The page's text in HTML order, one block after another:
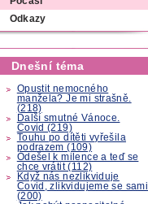
Odkazy
Dnešní téma
Opustit nemocného
manžela? Je mi strašně.
(218)
Další smutné Vánoce.
Covid (219)
Touhu po dítěti vyřešila
podrazem (109)
Odešel k milence a teď se
chce vrátit (112)
Když nás nezlikviduje
Covid, zlikvidujeme se sami
(200)